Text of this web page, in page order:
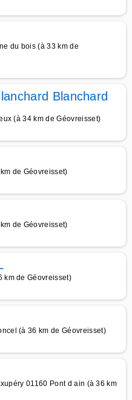
du bois (à 33 km de
Blanchard
(à 34 km de Géovreisset)
de Géovreisset)
de Géovreisset)
km de Géovreisset)
(à 36 km de Géovreisset)
01160 Pont d ain (à 36 km